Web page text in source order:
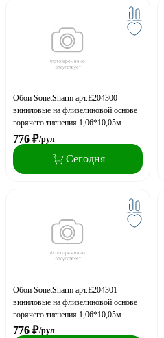
Обои SonetSharm арт.Е204300
виниловые на флизелиновой основе
горячего тиснения 1,06*10,05м
Камилла фон (акция)
776 ₽/рул
Сегодня
Обои SonetSharm арт.Е204301
виниловые на флизелиновой основе
горячего тиснения 1,06*10,05м
Камилла фон (акция)
776 ₽/рул